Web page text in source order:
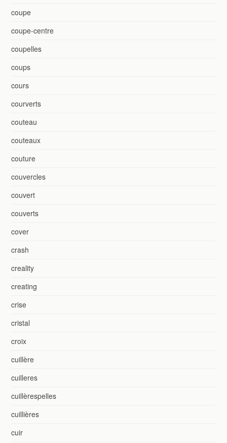
coupe
coupe-centre
coupelles
coups
cours
courverts
couteau
couteaux
couture
couvercles
couvert
couverts
cover
crash
creality
creating
crise
cristal
croix
cuillère
cuilleres
cuillèrespelles
cuillières
cuir